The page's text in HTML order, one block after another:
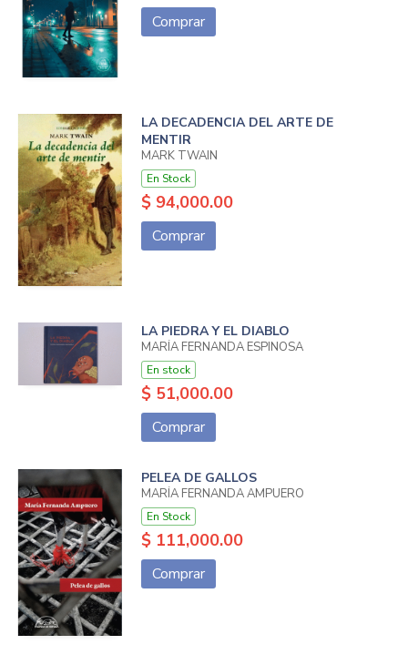
Comprar
LA DECADENCIA DEL ARTE DE
MENTIR
MARK TWAIN
En Stock
$ 94,000.00
Comprar
LA PIEDRA Y EL DIABLO
MARÍA FERNANDA ESPINOSA
En stock
$ 51,000.00
Comprar
PELEA DE GALLOS
MARÍA FERNANDA AMPUERO
En Stock
$ 111,000.00
Comprar